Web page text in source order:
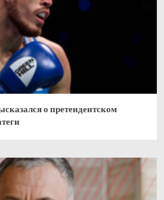
о претендентском